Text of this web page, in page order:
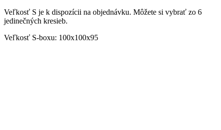
Veľkosť S je k dispozícii na objednávku. Môžete si vybrať zo 6
jedinečných kresieb.
Veľkosť S-boxu: 100x100x95